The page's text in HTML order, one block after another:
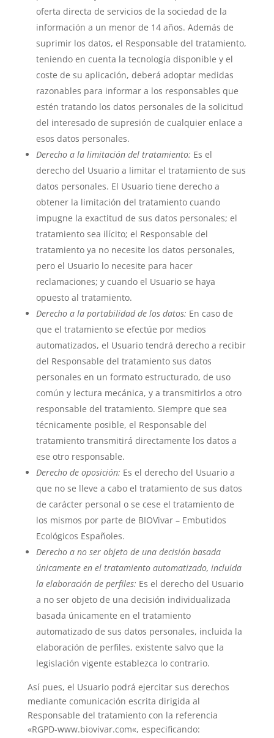
oferta directa de servicios de la sociedad de la
información a un menor de 14 años. Además de
suprimir los datos, el Responsable del tratamiento,
teniendo en cuenta la tecnología disponible y el
coste de su aplicación, deberá adoptar medidas
razonables para informar a los responsables que
estén tratando los datos personales de la solicitud
del interesado de supresión de cualquier enlace a
esos datos personales.
Derecho a la limitación del tratamiento: Es el
derecho del Usuario a limitar el tratamiento de sus
datos personales. El Usuario tiene derecho a
obtener la limitación del tratamiento cuando
impugne la exactitud de sus datos personales; el
tratamiento sea ilícito; el Responsable del
tratamiento ya no necesite los datos personales,
pero el Usuario lo necesite para hacer
reclamaciones; y cuando el Usuario se haya
opuesto al tratamiento.
Derecho a la portabilidad de los datos: En caso de
que el tratamiento se efectúe por medios
automatizados, el Usuario tendrá derecho a recibir
del Responsable del tratamiento sus datos
personales en un formato estructurado, de uso
común y lectura mecánica, y a transmitirlos a otro
responsable del tratamiento. Siempre que sea
técnicamente posible, el Responsable del
tratamiento transmitirá directamente los datos a
ese otro responsable.
Derecho de oposición: Es el derecho del Usuario a
que no se lleve a cabo el tratamiento de sus datos
de carácter personal o se cese el tratamiento de
los mismos por parte de BIOVivar – Embutidos
Ecológicos Españoles.
Derecho a no ser objeto de una decisión basada
únicamente en el tratamiento automatizado, incluida
la elaboración de perfiles: Es el derecho del Usuario
a no ser objeto de una decisión individualizada
basada únicamente en el tratamiento
automatizado de sus datos personales, incluida la
elaboración de perfiles, existente salvo que la
legislación vigente establezca lo contrario.
Así pues, el Usuario podrá ejercitar sus derechos
mediante comunicación escrita dirigida al
Responsable del tratamiento con la referencia
«RGPD-www.biovivar.com«, especificando: